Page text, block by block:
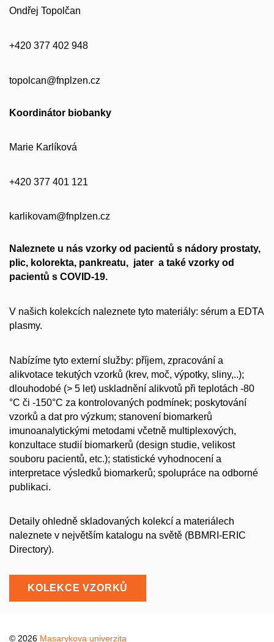
Ondřej Topolčan
+420 377 402 948
topolcan@fnplzen.cz
Koordinátor biobanky
Marie Karlíková
+420 377 401 121
karlikovam@fnplzen.cz
Naleznete u nás vzorky od pacientů s nádory prostaty,
plic, kolorekta, pankreatu, jater a také vzorky od
pacientů s COVID-19.
V našich kolekcích naleznete tyto materiály: sérum a EDTA
plasmy.
Nabízíme tyto externí služby: příjem, zpracování a
alikvotace tekutých vzorků (krev, moč, výpotky, sliny,..);
dlouhodobé (> 5 let) uskladnění alikvotů při teplotách -80
°C či -150°C za kontrolovaných podmínek; poskytování
vzorků a dat pro výzkum; stanovení biomarkerů
imunoanalytickými metodami včetně multiplexových,
konzultace studií biomarkerů (design studie, velikost
souboru pacientů, etc.); statistické vyhodnocení a
interpretace výsledků biomarkerů; spolupráce na odborné
publikaci.
Detaily ohledně skladovaných kolekcí a materiálech
naleznete v největším katalogu na světě (BBMRI-ERIC
Directory).
KOLEKCE VZORKŮ
© 2026 Masarykova univerzita